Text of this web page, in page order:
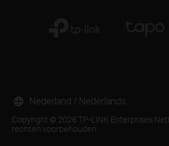
Copyright © 2026 TP-LINK Enterprises
rechten voorbehouden.
Nederland / Nederlands